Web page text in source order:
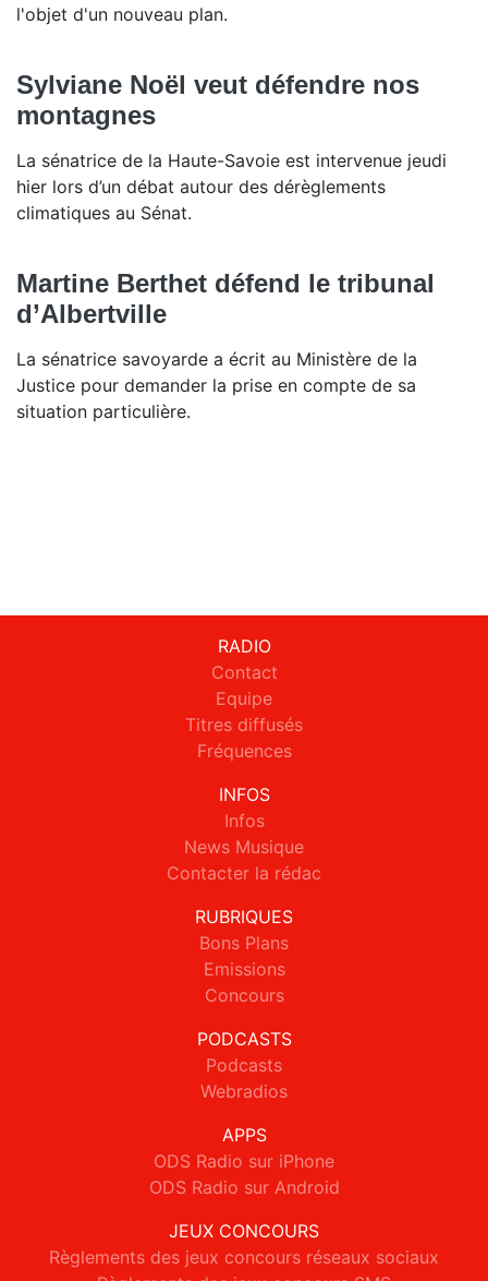
l'objet d'un nouveau plan.
Sylviane Noël veut défendre nos
montagnes
La sénatrice de la Haute-Savoie est intervenue jeudi
hier lors d’un débat autour des dérèglements
climatiques au Sénat.
Martine Berthet défend le tribunal
d’Albertville
La sénatrice savoyarde a écrit au Ministère de la
Justice pour demander la prise en compte de sa
situation particulière.
RADIO
Contact
Equipe
Titres diffusés
Fréquences
INFOS
Infos
News Musique
Contacter la rédac
RUBRIQUES
Bons Plans
Emissions
Concours
PODCASTS
Podcasts
Webradios
APPS
ODS Radio sur iPhone
ODS Radio sur Android
JEUX CONCOURS
Règlements des jeux concours réseaux sociaux